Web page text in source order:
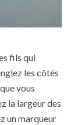
fils qui
les côtés
vous
la largeur des
un marqueur